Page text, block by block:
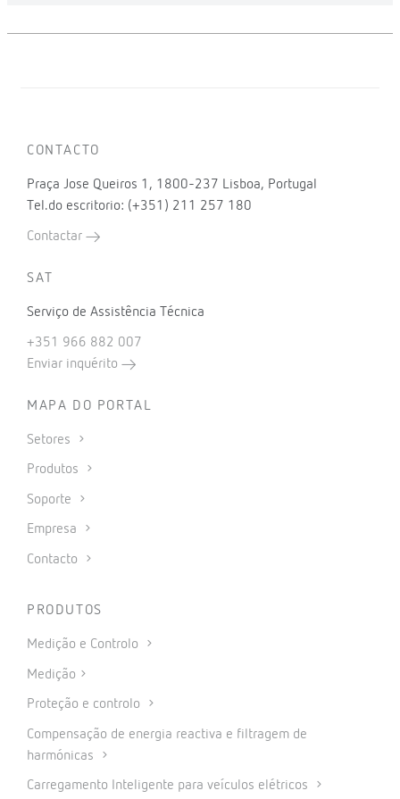
CONTACTO
Praça Jose Queiros 1, 1800-237 Lisboa, Portugal
Tel.do escritorio: (+351) 211 257 180
Contactar
SAT
Serviço de Assistência Técnica
+351 966 882 007
Enviar inquérito
MAPA DO PORTAL
Setores
Produtos
Soporte
Empresa
Contacto
PRODUTOS
Medição e Controlo
Medição
Proteção e controlo
Compensação de energia reactiva e filtragem de
harmónicas
Carregamento Inteligente para veículos elétricos